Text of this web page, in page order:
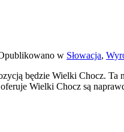
w Słowacja,
będzie Wielki Chocz.
Wielki Chocz są